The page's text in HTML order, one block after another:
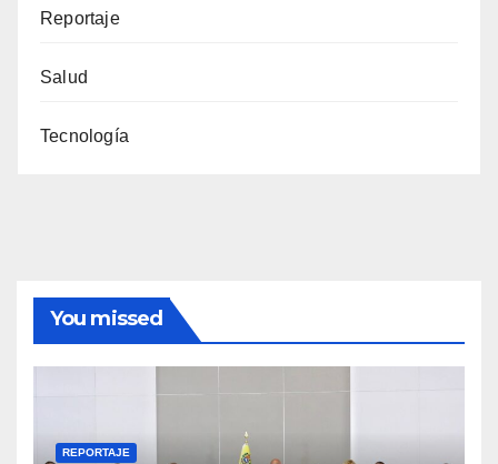
Reportaje
Salud
Tecnología
You missed
REPORTAJE